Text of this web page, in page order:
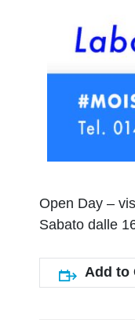
Open Day –
Sabato dalle
Add to